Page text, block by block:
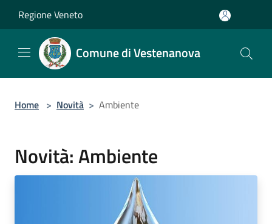
Regione Veneto
Comune di Vestenanova
Home > Novità > Ambiente
Novità: Ambiente